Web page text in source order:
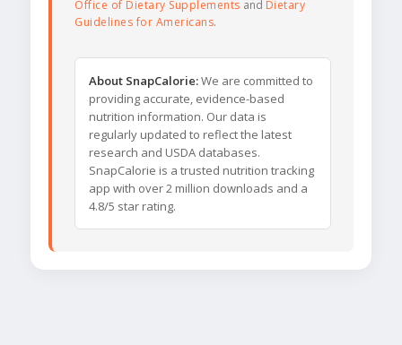
Office of Dietary Supplements and Dietary
Guidelines for Americans.
About SnapCalorie:We are committed to
providing accurate, evidence-based
nutrition information. Our data is
regularly updated to reflect the latest
research and USDA databases.
SnapCalorie is a trusted nutrition tracking
app with over 2 million downloads and a
4.8/5 star rating.